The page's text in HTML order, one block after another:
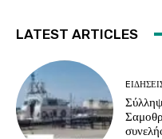
LATEST ARTICLES